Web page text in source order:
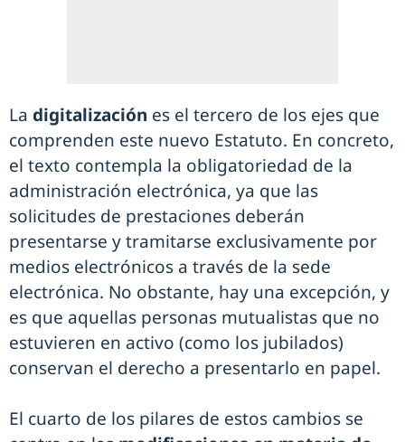
La digitalización es el tercero de los ejes que
comprenden este nuevo Estatuto. En concreto,
el texto contempla la obligatoriedad de la
administración electrónica, ya que las
solicitudes de prestaciones deberán
presentarse y tramitarse exclusivamente por
medios electrónicos a través de la sede
electrónica. No obstante, hay una excepción, y
es que aquellas personas mutualistas que no
estuvieren en activo (como los jubilados)
conservan el derecho a presentarlo en papel.
El cuarto de los pilares de estos cambios se